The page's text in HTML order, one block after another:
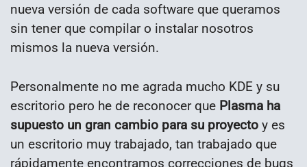
nueva versión de cada software que queramos
sin tener que compilar o instalar nosotros
mismos la nueva versión.
Personalmente no me agrada mucho KDE y su
escritorio pero he de reconocer que Plasma ha
supuesto un gran cambio para su proyecto y es
un escritorio muy trabajado, tan trabajado que
rápidamente encontramos correcciones de bugs